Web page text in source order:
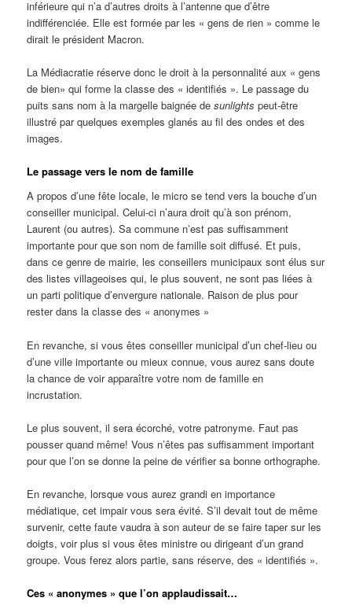
inférieure qui n’a d’autres droits à l’antenne que d’être
indifférenciée. Elle est formée par les « gens de rien » comme le
dirait le président Macron.
La Médiacratie réserve donc le droit à la personnalité aux « gens
de bien» qui forme la classe des « identifiés ». Le passage du
puits sans nom à la margelle baignée desunlightspeut-être
illustré par quelques exemples glanés au fil des ondes et des
images.
Le passage vers le nom de famille
A propos d’une fête locale, le micro se tend vers la bouche d’un
conseiller municipal. Celui-ci n’aura droit qu’à son prénom,
Laurent (ou autres). Sa commune n’est pas suffisamment
importante pour que son nom de famille soit diffusé. Et puis,
dans ce genre de mairie, les conseillers municipaux sont élus sur
des listes villageoises qui, le plus souvent, ne sont pas liées à
un parti politique d’envergure nationale. Raison de plus pour
rester dans la classe des « anonymes »
En revanche, si vous êtes conseiller municipal d’un chef-lieu ou
d’une ville importante ou mieux connue, vous aurez sans doute
la chance de voir apparaître votre nom de famille en
incrustation.
Le plus souvent, il sera écorché, votre patronyme. Faut pas
pousser quand même! Vous n’êtes pas suffisamment important
pour que l’on se donne la peine de vérifier sa bonne orthographe.
En revanche, lorsque vous aurez grandi en importance
médiatique, cet impair vous sera évité. S’il devait tout de même
survenir, cette faute vaudra à son auteur de se faire taper sur les
doigts, voir plus si vous êtes ministre ou dirigeant d’un grand
groupe. Vous ferez alors partie, sans réserve, des « identifiés ».
Ces « anonymes » que l’on applaudissait…